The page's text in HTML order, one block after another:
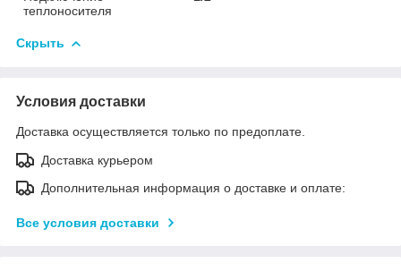
теплоносителя
Скрыть
Условия доставки
Доставка осуществляется только по предоплате.
Доставка курьером
Дополнительная информация о доставке и оплате:
Все условия доставки